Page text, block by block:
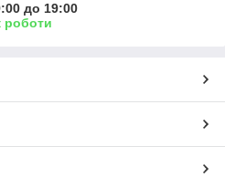
до 19:00
роботи